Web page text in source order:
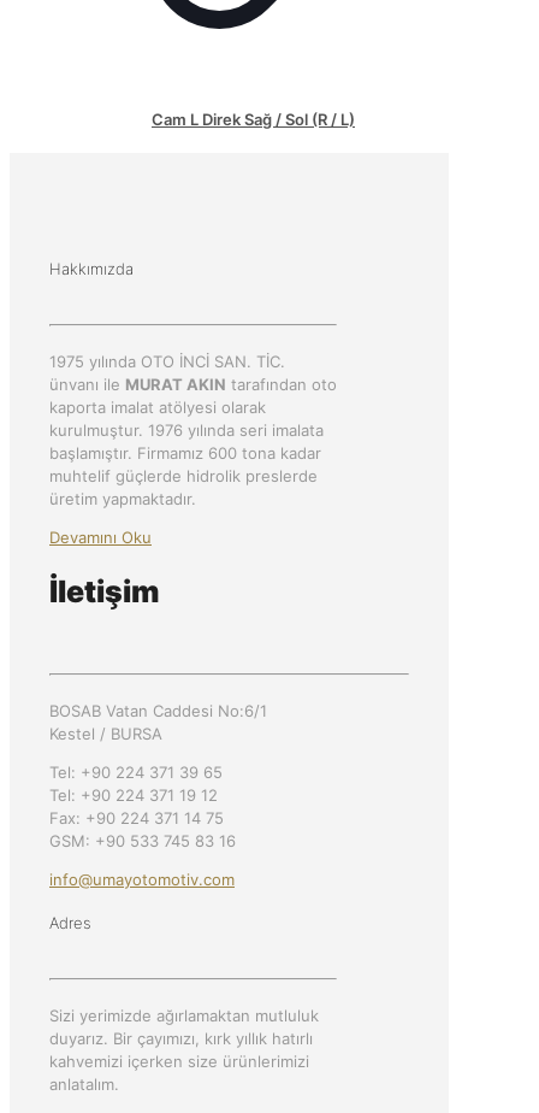
Cam L Direk Sağ / Sol (R / L)
Hakkımızda
1975 yılında OTO İNCİ SAN. TİC.
ünvanı ile MURAT AKIN tarafından oto
kaporta imalat atölyesi olarak
kurulmuştur. 1976 yılında seri imalata
başlamıştır. Firmamız 600 tona kadar
muhtelif güçlerde hidrolik preslerde
üretim yapmaktadır.
Devamını Oku
İletişim
BOSAB Vatan Caddesi No:6/1
Kestel / BURSA
Tel: +90 224 371 39 65
Tel: +90 224 371 19 12
Fax: +90 224 371 14 75
GSM: +90 533 745 83 16
info@umayotomotiv.com
Adres
Sizi yerimizde ağırlamaktan mutluluk
duyarız. Bir çayımızı, kırk yıllık hatırlı
kahvemizi içerken size ürünlerimizi
anlatalım.